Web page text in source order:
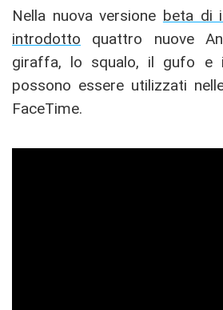
Nella nuova versione beta di
introdotto quattro nuove
giraffa, lo squalo, il gufo e
possono essere utilizzati
FaceTime.